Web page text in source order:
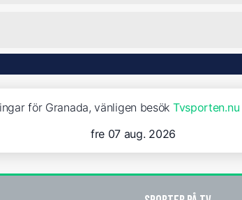
för Granada, vänligen besök Tvsporten.nu
fre 07 aug. 2026